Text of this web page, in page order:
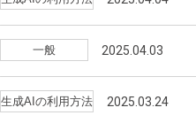
一般 2025.04.03
生成AIの利用方法 2025.03.24